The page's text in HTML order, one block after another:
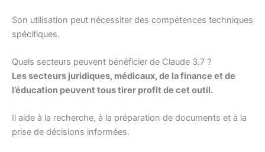
Son utilisation peut nécessiter des compétences techniques
spécifiques.
Quels secteurs peuvent bénéficier de Claude 3.7 ?
Les secteurs juridiques, médicaux, de la finance et de
l’éducation peuvent tous tirer profit de cet outil.
Il aide à la recherche, à la préparation de documents et à la
prise de décisions informées.